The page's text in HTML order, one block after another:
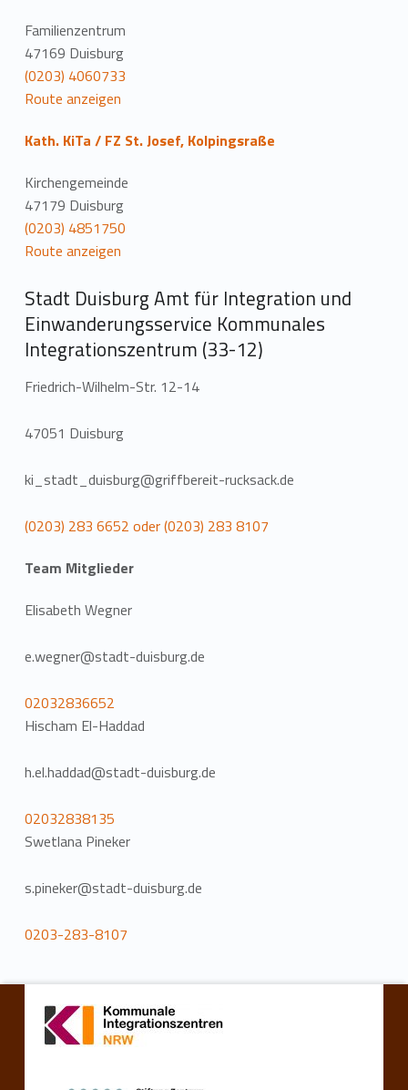
Familienzentrum
47169 Duisburg
(0203) 4060733
Route anzeigen
Kath. KiTa / FZ St. Josef, Kolpingsraße
Kirchengemeinde
47179 Duisburg
(0203) 4851750
Route anzeigen
Stadt Duisburg Amt für Integration und
Einwanderungsservice Kommunales
Integrationszentrum (33-12)
Friedrich-Wilhelm-Str. 12-14
47051 Duisburg
ki_stadt_duisburg@griffbereit-rucksack.de
(0203) 283 6652 oder (0203) 283 8107
Team Mitglieder
Elisabeth Wegner
e.wegner@stadt-duisburg.de
02032836652
Hischam El-Haddad
h.el.haddad@stadt-duisburg.de
02032838135
Swetlana Pineker
s.pineker@stadt-duisburg.de
0203-283-8107